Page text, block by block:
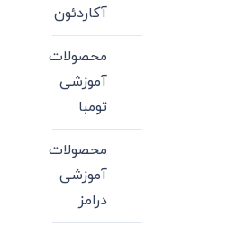
آکاردئون
محصولات
آموزشی
تومبا
محصولات
آموزشی
درامز